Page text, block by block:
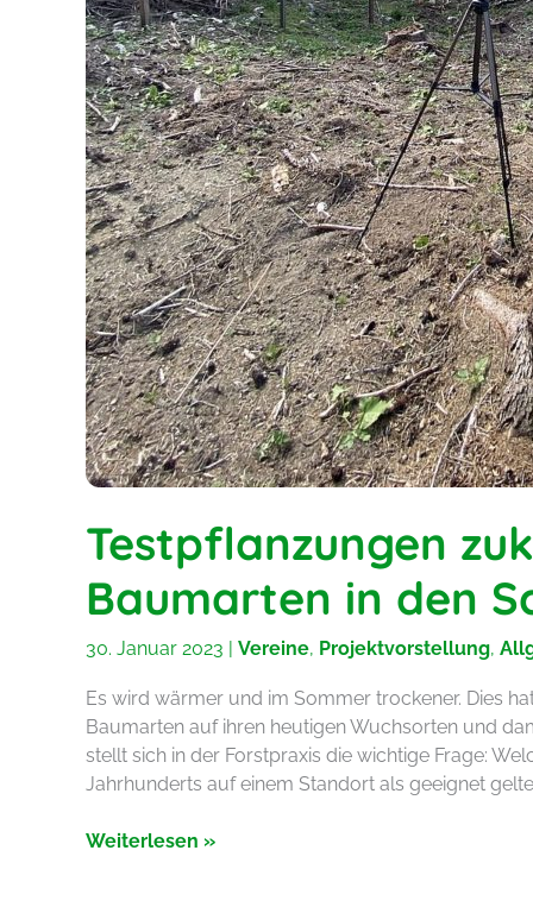
Testpflanzungen
Baumarten in den
30. Januar 2023 | Vereine, Projektvorstellung,
Es wird wärmer und im Sommer trockener. Dies
Baumarten auf ihren heutigen Wuchsorten und
stellt sich in der Forstpraxis die wichtige Frage:
Jahrhunderts auf einem Standort als geeignet
Testpflanzungen
Weiterlesen »